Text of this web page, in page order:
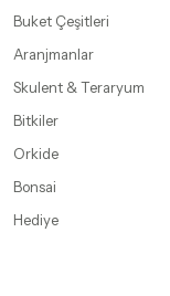
Buket Çeşitleri
Aranjmanlar
Skulent & Teraryum
Bitkiler
Orkide
Bonsai
Hediye